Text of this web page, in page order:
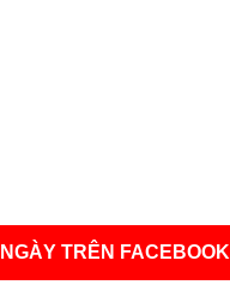
TRÊN FACEBOOK